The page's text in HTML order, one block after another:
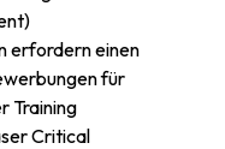
erfordern einen
für
Training
Critical